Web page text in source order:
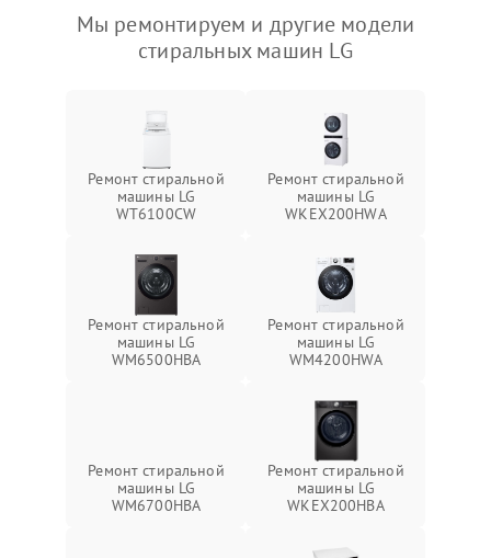
Мы ремонтируем и другие модели
стиральных машин LG
Ремонт стиральной
машины LG
WT6100CW
Ремонт стиральной
машины LG
WKEX200HWA
Ремонт стиральной
машины LG
WM6500HBA
Ремонт стиральной
машины LG
WM4200HWA
Ремонт стиральной
машины LG
WM6700HBA
Ремонт стиральной
машины LG
WKEX200HBA